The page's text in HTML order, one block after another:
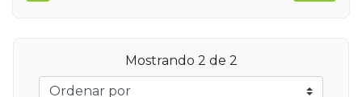
Mostrando 2 de 2